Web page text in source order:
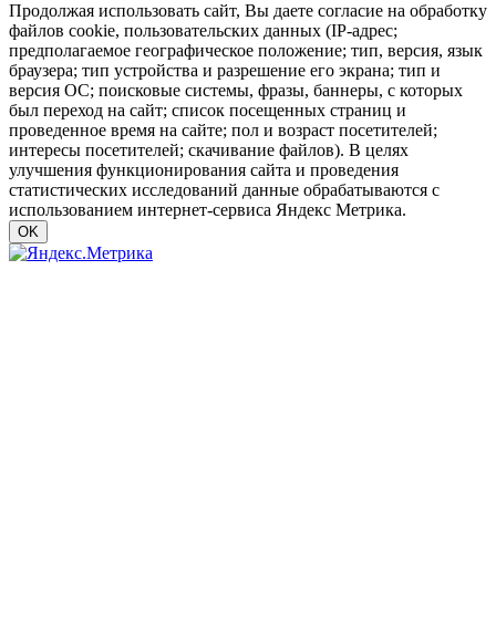
Продолжая использовать сайт, Вы даете согласие на обработку
файлов cookie, пользовательских данных (IP-адрес;
предполагаемое географическое положение; тип, версия, язык
браузера; тип устройства и разрешение его экрана; тип и
версия ОС; поисковые системы, фразы, баннеры, с которых
был переход на сайт; список посещенных страниц и
проведенное время на сайте; пол и возраст посетителей;
интересы посетителей; скачивание файлов). В целях
улучшения функционирования сайта и проведения
статистических исследований данные обрабатываются с
использованием интернет-сервиса Яндекс Метрика.
OK